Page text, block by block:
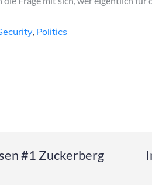
, Politics
#1 Zuckerberg